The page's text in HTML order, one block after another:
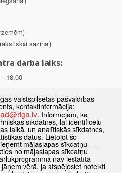
saziņai)
darba laiks:
18.00
darba laiks:
18.00
tikai ar iepriekšēju pierakstu.
valstspilsētas pašvaldības
kontaktinformācija:
. Informējam, ka
sīkdatnes, lai identificētu
laikā, un analītiskās sīkdatnes,
datus. Lietojot šo
mājaslapas sīkdatņu
no mājaslapas sīkdatņu
nav iestatīta
vērā, ja atspējosiet noteikti